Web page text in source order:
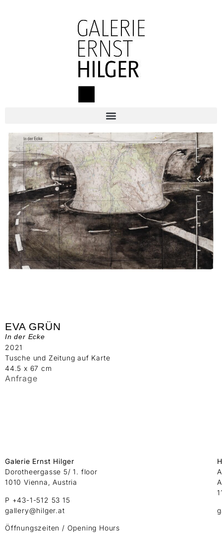
EVA GRÜN
In der Ecke
2021
Tusche und Zeitung auf Karte
44.5 x 67 cm
Anfrage
Galerie Ernst Hilger
Dorotheergasse 5/ 1. floor
1010 Vienna, Austria
P +43-1-512 53 15
gallery@hilger.at
Öffnungszeiten / Opening Hours